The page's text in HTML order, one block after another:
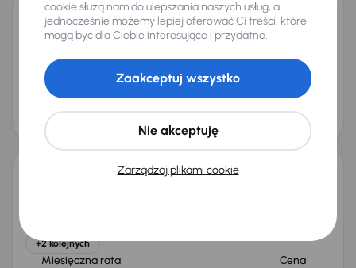
Chevrolet Spark
123 899 km 50 kW
Od pierwszego właściciela
Salon Polska
+1 kolejnych
Miesięczna rata
od 68 zł
Cena po obniżce
+2 kolejnych
Miesięczna rata Cena
cookie służą nam do ulepszania naszych usług, a
jednocześnie możemy lepiej oferować Ci treści, które
mogą być dla Ciebie interesujące i przydatne.
Zarządzaj plikami cookie
Nie akceptuję
Zaakceptuj wszystko